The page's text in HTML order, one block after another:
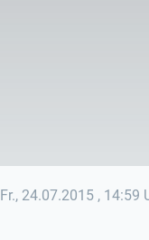
Fr., 24.07.2015 , 14:59